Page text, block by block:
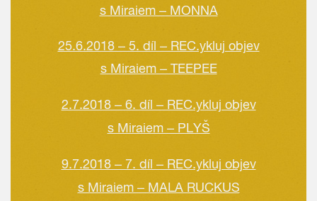
s Miraiem – MONNA
25.6.2018 – 5. díl – REC.ykluj objev
s Miraiem – TEEPEE
2.7.2018 – 6. díl – REC.ykluj objev
s Miraiem – PLYŠ
9.7.2018 – 7. díl – REC.ykluj objev
s Miraiem – MALA RUCKUS